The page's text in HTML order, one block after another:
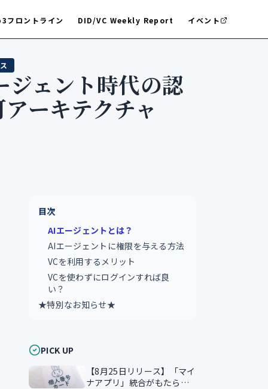
フロントライン DID/VC Weekly Report イベント
ェント時代の認
ーキテクチャ
目次
AIエージェントとは？
AIエージェントに権限を与える方法
VCを利用するメリット
VCを使わずにログインすれば良
い？
★特別なお知らせ★
PICK UP
【8月25日リリース】「マイ
ナアプリ」統合がもたらす